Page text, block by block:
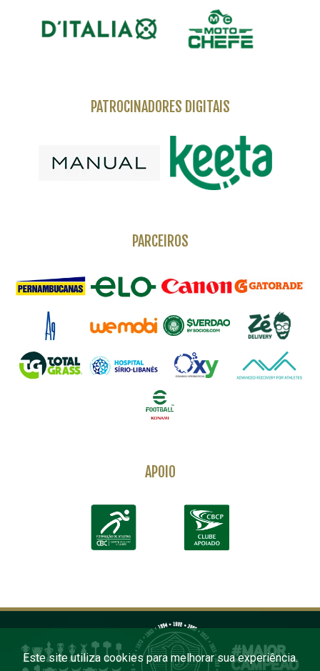
PATROCINADORES DIGITAIS
PARCEIROS
APOIO
Este site utiliza cookies para melhorar sua experiência.